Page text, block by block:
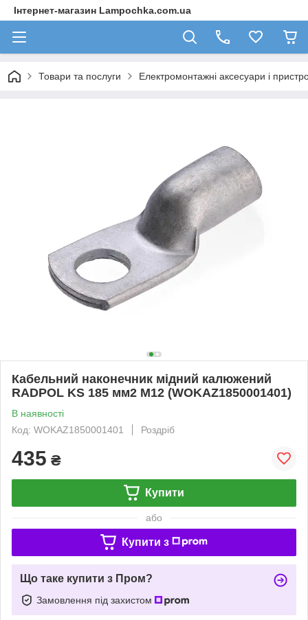
Інтернет-магазин Lampochka.com.ua
Товари та послуги Електромонтажні аксесуари і
Кабельний наконечник мідний калюжений
RADPOL KS 185 мм2 М12 (WOKAZ1850001401)
В наявності
Код: WOKAZ1850001401
Роздріб
435 ₴
Купити
або
Купити з
Що таке купити з Пром?
Замовлення під захистом